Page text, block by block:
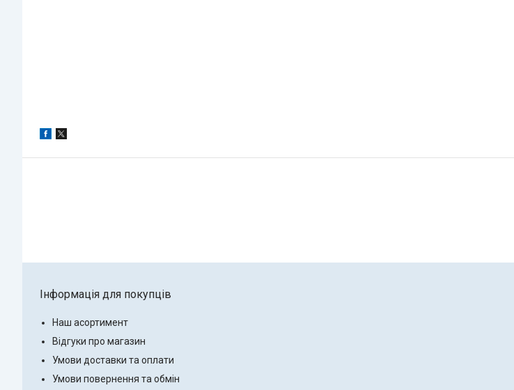
Інформація для покупців
Наш асортимент
Відгуки про магазин
Умови доставки та оплати
Умови повернення та обмін